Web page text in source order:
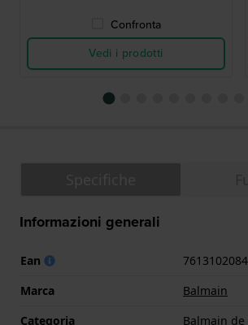
Confronta
Vedi i prodotti
Informazioni generali
Ean
Marca
Balmain
Categoria
Balmain